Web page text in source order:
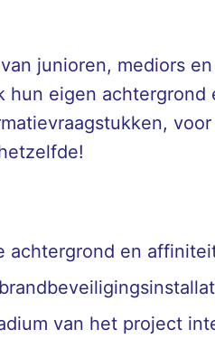
junioren, mediors
eigen
en
van het project